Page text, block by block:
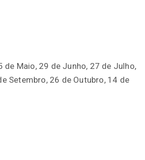
de Maio, 29 de Junho, 27 de Julho,
Setembro, 26 de Outubro, 14 de